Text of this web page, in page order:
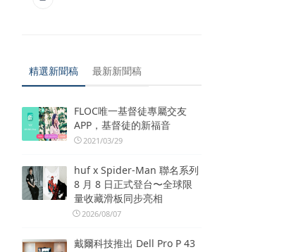
精選新聞稿 最新新聞稿
FLOC唯一基督徒專屬交友
APP，基督徒的新福音
2021/03/29
huf x Spider-Man 聯名系列
8 月 8 日正式登台〜全球限
量收藏滑板同步亮相
2026/08/07
戴爾科技推出 Dell Pro P 43